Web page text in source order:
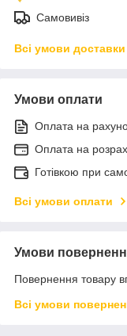
Самовивіз
Всі умови доставки
Умови оплати
Оплата на
Оплата на
Готівкою при
Всі умови оплати
Умови
Повернення товару
Всі умови